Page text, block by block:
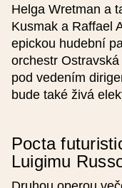
Helga Wretman a
Kusmak a Raffael
epickou hudební
orchestr
pod vedením
bude také živá
Pocta
Luigimu
Název místa
Název místa
Kraj